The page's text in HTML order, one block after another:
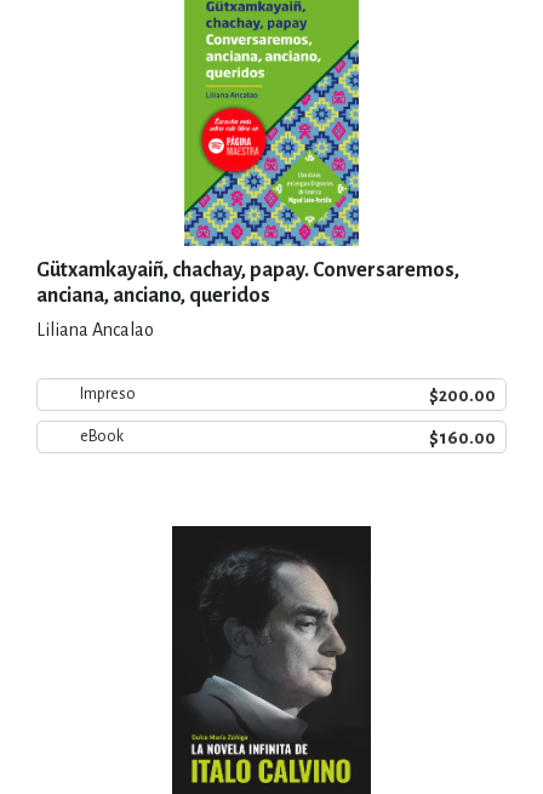
Gütxamkayaiñ, chachay, papay. Conversaremos,
anciana, anciano, queridos
Liliana Ancalao
Impreso $200.00
eBook $160.00